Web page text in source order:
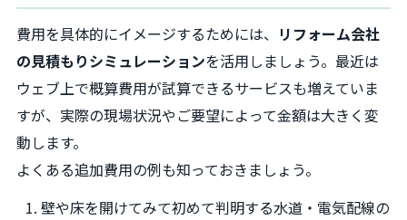
費用を具体的にイメージするためには、 リフォーム会社
の見積もりシミュレーションを活用しましょう。最近は
ウェブ上で概算費用が試算できるサービスも増えていま
すが、実際の現場状況やご要望によって金額は大きく変
動します。
よくある追加費用の例も知っておきましょう。
壁や床を開けてみて初めて判明する水道・電気配線の